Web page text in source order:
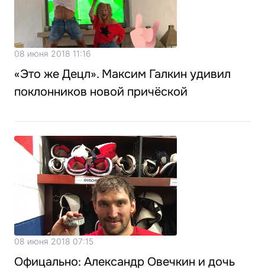
08 июня 2018 11:16
«Это же Децл». Максим Галкин удивил
поклонников новой причёской
08 июня 2018 07:15
Офицально: Александр Овечкин и дочь